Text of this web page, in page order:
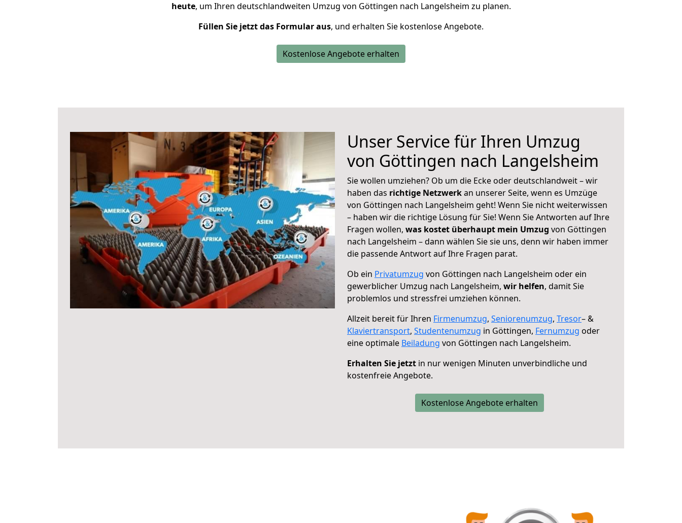
heute, um Ihren deutschlandweiten Umzug von Göttingen nach Langelsheim zu planen.
Füllen Sie jetzt das Formular aus, und erhalten Sie kostenlose Angebote.
Kostenlose Angebote erhalten
Unser Service für Ihren Umzug
von Göttingen nach Langelsheim
Sie wollen umziehen? Ob um die Ecke oder deutschlandweit – wir
haben das richtige Netzwerkan unserer Seite, wenn es Umzüge
von Göttingen nach Langelsheim geht! Wenn Sie nicht weiterwissen
– haben wir die richtige Lösung für Sie! Wenn Sie Antworten auf Ihre
Fragen wollen, was kostet überhaupt mein Umzug von Göttingen
nach Langelsheim – dann wählen Sie sie uns, denn wir haben immer
die passende Antwort auf Ihre Fragen parat.
Ob ein Privatumzug von Göttingen nach Langelsheim oder ein
gewerblicher Umzug nach Langelsheim, wir helfen, damit Sie
problemlos und stressfrei umziehen können.
Allzeit bereit für Ihren Firmenumzug, Seniorenumzug, Tresor– &
Klaviertransport, Studentenumzug in Göttingen, Fernumzug oder
eine optimale Beiladung von Göttingen nach Langelsheim.
Erhalten Sie jetzt in nur wenigen Minuten unverbindliche und
kostenfreie Angebote.
Kostenlose Angebote erhalten